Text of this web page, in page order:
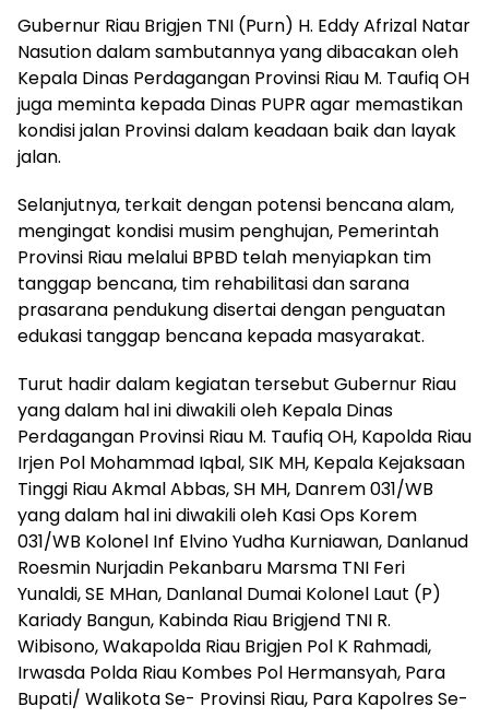
Gubernur Riau Brigjen TNI (Purn) H. Eddy Afrizal Natar
Nasution dalam sambutannya yang dibacakan oleh
Kepala Dinas Perdagangan Provinsi Riau M. Taufiq OH
juga meminta kepada Dinas PUPR agar memastikan
kondisi jalan Provinsi dalam keadaan baik dan layak
jalan.
Selanjutnya, terkait dengan potensi bencana alam,
mengingat kondisi musim penghujan, Pemerintah
Provinsi Riau melalui BPBD telah menyiapkan tim
tanggap bencana, tim rehabilitasi dan sarana
prasarana pendukung disertai dengan penguatan
edukasi tanggap bencana kepada masyarakat.
Turut hadir dalam kegiatan tersebut Gubernur Riau
yang dalam hal ini diwakili oleh Kepala Dinas
Perdagangan Provinsi Riau M. Taufiq OH, Kapolda Riau
Irjen Pol Mohammad Iqbal, SIK MH, Kepala Kejaksaan
Tinggi Riau Akmal Abbas, SH MH, Danrem 031/WB
yang dalam hal ini diwakili oleh Kasi Ops Korem
031/WB Kolonel Inf Elvino Yudha Kurniawan, Danlanud
Roesmin Nurjadin Pekanbaru Marsma TNI Feri
Yunaldi, SE MHan, Danlanal Dumai Kolonel Laut (P)
Kariady Bangun, Kabinda Riau Brigjend TNI R.
Wibisono, Wakapolda Riau Brigjen Pol K Rahmadi,
Irwasda Polda Riau Kombes Pol Hermansyah, Para
Bupati/ Walikota Se- Provinsi Riau, Para Kapolres Se-